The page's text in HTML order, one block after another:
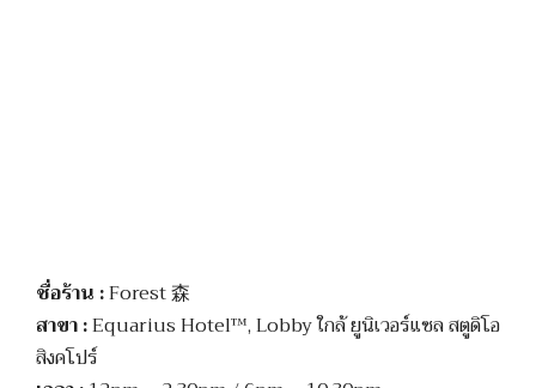
ชื่อร้าน :Forest 森
สาขา :Equarius Hotel™, Lobby ใกล้ ยูนิเวอร์แซล สตูดิโอ
สิงคโปร์